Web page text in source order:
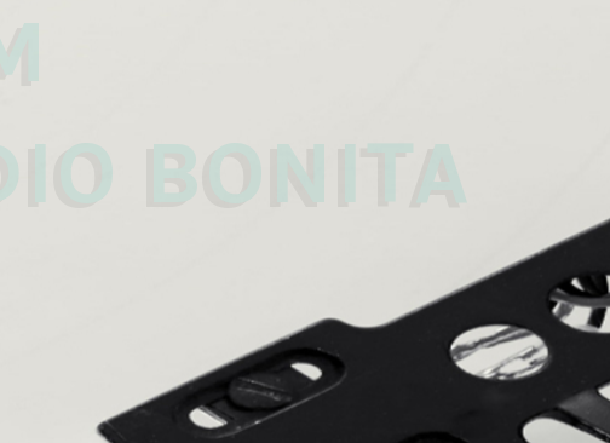
BONITA